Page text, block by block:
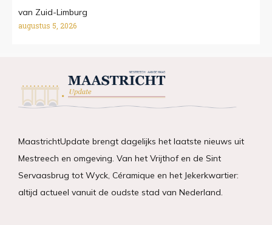
van Zuid-Limburg
augustus 5, 2026
MaastrichtUpdate brengt dagelijks het laatste nieuws uit
Mestreech en omgeving. Van het Vrijthof en de Sint
Servaasbrug tot Wyck, Céramique en het Jekerkwartier:
altijd actueel vanuit de oudste stad van Nederland.